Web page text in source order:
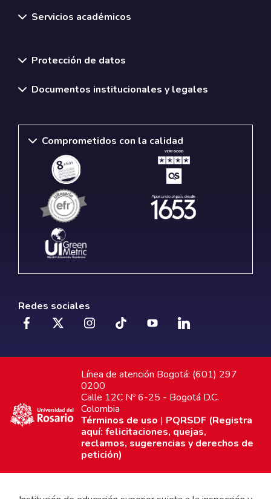
Servicios académicos
Protección de datos
Documentos institucionales y legales
Comprometidos con la calidad
Redes sociales
Línea de atención Bogotá: (601) 297
0200
Calle 12C Nº 6-25 - Bogotá D.C.
Colombia
Términos de uso | PQRSDF (Registra
aquí: felicitaciones, quejas,
reclamos, sugerencias y derechos de
petición)